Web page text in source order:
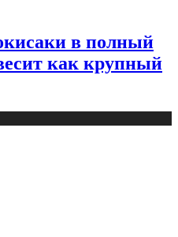
в полный
как крупный